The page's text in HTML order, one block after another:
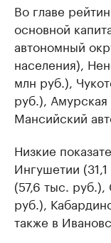
Во главе
основной
автономный
населения),
млн руб.),
руб.),
Мансийский
Низкие
Ингушетии
(57,6 тыс.
руб.),
также в